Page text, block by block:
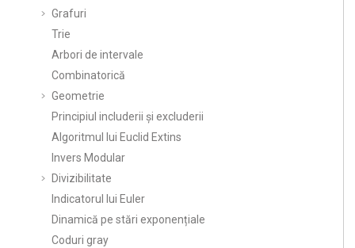
Grafuri
Trie
Arbori de intervale
Combinatorică
Geometrie
Principiul includerii și excluderii
Algoritmul lui Euclid Extins
Invers Modular
Divizibilitate
Indicatorul lui Euler
Dinamică pe stări exponențiale
Coduri gray